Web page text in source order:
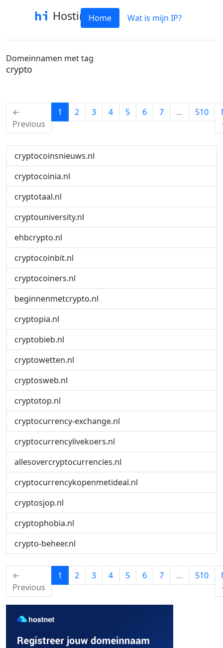
HostinfoHome Wat is mijn IP?
Domeinnamen met tag
crypto
←
Previous
1 (current)
2 3 4 5 6 7 … 510
cryptocoinsnieuws.nl
cryptocoinia.nl
cryptotaal.nl
cryptouniversity.nl
ehbcrypto.nl
cryptocoinbit.nl
cryptocoiners.nl
beginnenmetcrypto.nl
cryptopia.nl
cryptobieb.nl
cryptowetten.nl
cryptosweb.nl
cryptotop.nl
cryptocurrency-exchange.nl
cryptocurrencylivekoers.nl
allesovercryptocurrencies.nl
cryptocurrencykopenmetideal.nl
cryptosjop.nl
cryptophobia.nl
crypto-beheer.nl
←
Previous
1 (current)
2 3 4 5 6 7 … 510